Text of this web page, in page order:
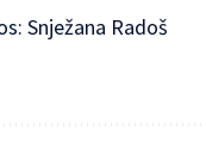
Snježana Radoš